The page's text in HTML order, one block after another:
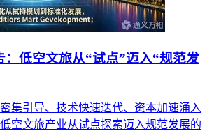
：低空文旅从“试点”迈入“规范发
集引导、技术快速迭代、资本加速涌入
空文旅产业从试点探索迈入规范发展的